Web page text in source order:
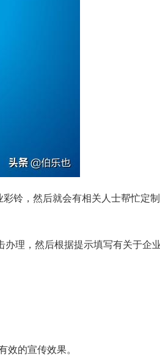
铃，然后就会有相关人士帮忙定
理，然后根据提示填写有关于企
的宣传效果。